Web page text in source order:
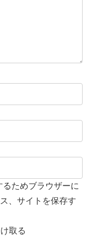
ためブラウザーに
、サイトを保存す
取る